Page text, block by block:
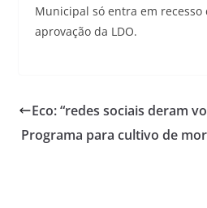
Municipal só entra em recesso
aprovação da LDO.
Eco: “redes sociais deram
Programa para cultivo de